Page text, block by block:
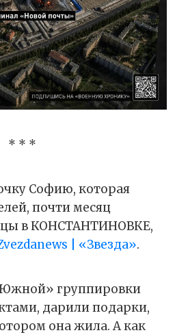
* * *
Софию, которая
почти месяц
в КОНСТАНТИНОВКЕ,
| «Звезда».
группировки
дарили подарки,
она жила. А как